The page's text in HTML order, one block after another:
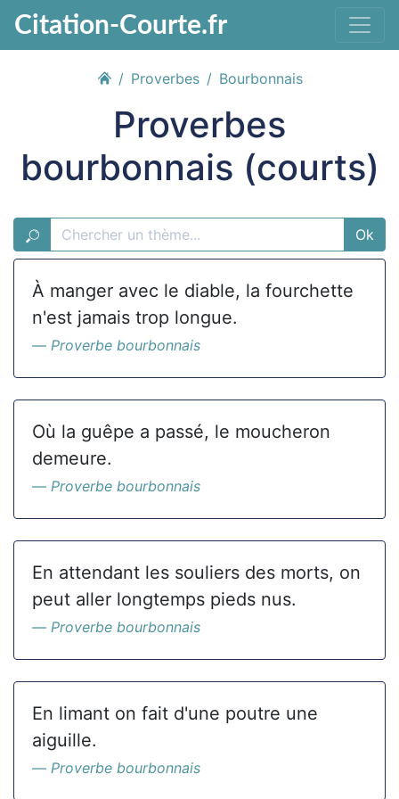
Citation-Courte.fr
Proverbes Bourbonnais
Proverbes
bourbonnais (courts)
Ok
À manger avec le diable, la fourchette
n'est jamais trop longue.
Proverbe bourbonnais
Où la guêpe a passé, le moucheron
demeure.
Proverbe bourbonnais
En attendant les souliers des morts, on
peut aller longtemps pieds nus.
Proverbe bourbonnais
En limant on fait d'une poutre une
aiguille.
Proverbe bourbonnais